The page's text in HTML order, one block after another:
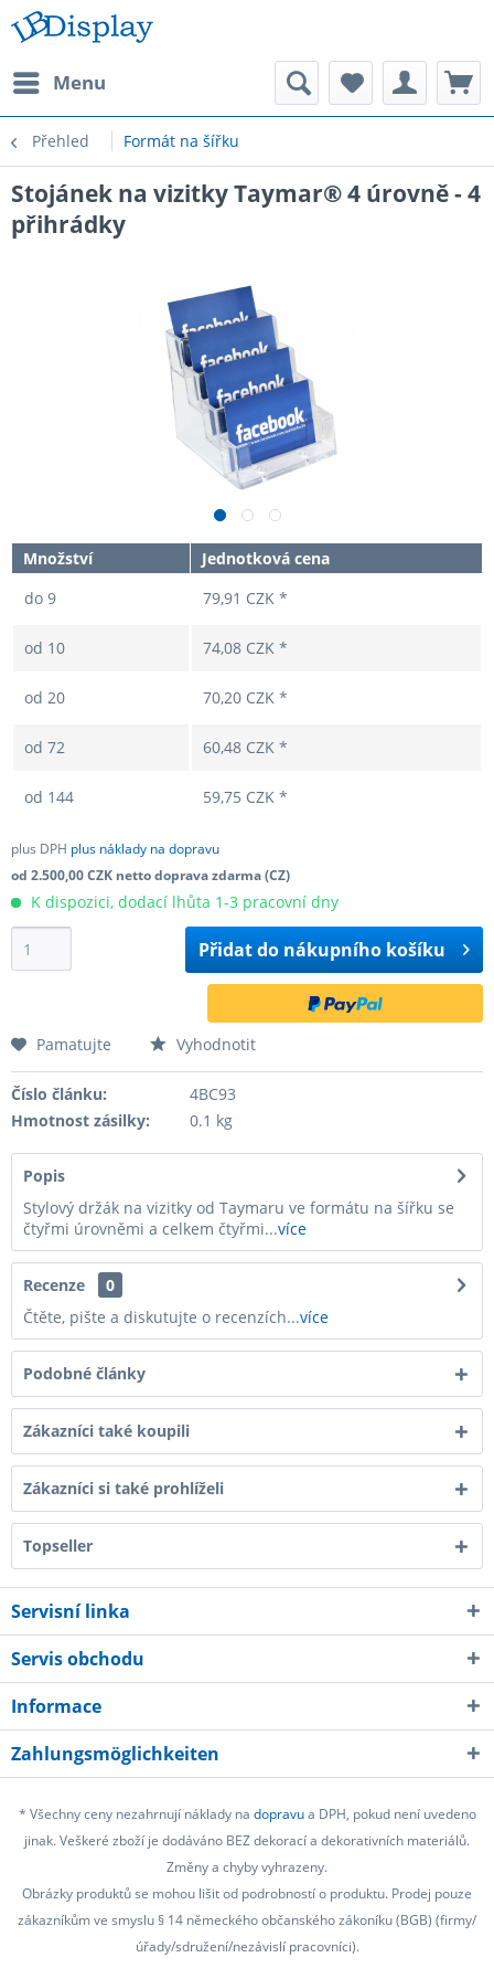
Menu
Přehled Formát na šířku
Stojánek na vizitky Taymar® 4 úrovně - 4
přihrádky
Množství
Jednotková cena
do 9 79,91 CZK *
od 10 74,08 CZK *
od 20 70,20 CZK *
od 72 60,48 CZK *
od 144 59,75 CZK *
plus DPH plus náklady na dopravu
od 2.500,00 CZK netto doprava zdarma (CZ)
K dispozici, dodací lhůta 1-3 pracovní dny
Přidat do nákupního košíku
Pamatujte Vyhodnotit
Číslo článku:
4BC93
Hmotnost zásilky:
0.1 kg
Popis
Stylový držák na vizitky od Taymaru ve formátu na šířku se
čtyřmi úrovněmi a celkem čtyřmi...více
Recenze
0
Čtěte, pište a diskutujte o recenzích...více
Podobné články
Zákazníci také koupili
Zákazníci si také prohlíželi
Topseller
Servisní linka
Servis obchodu
Informace
Zahlungsmöglichkeiten
* Všechny ceny nezahrnují náklady na dopravua DPH, pokud není uvedeno
jinak. Veškeré zboží je dodáváno BEZ dekorací a dekorativních materiálů.
Změny a chyby vyhrazeny.
Obrázky produktů se mohou lišit od podrobností o produktu. Prodej pouze
zákazníkům ve smyslu § 14 německého občanského zákoníku (BGB) (firmy/
úřady/sdružení/nezávislí pracovníci).